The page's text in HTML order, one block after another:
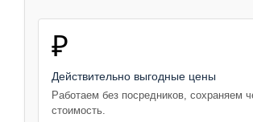
₽
Действительно выгодные цены
Работаем без посредников, сохраняем
стоимость.